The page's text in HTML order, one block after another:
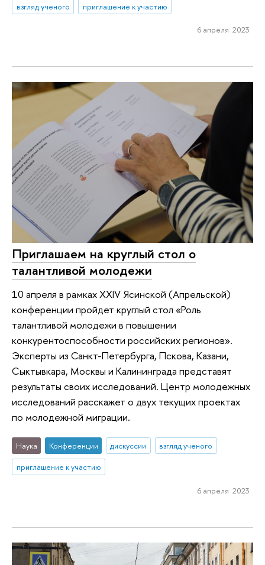
взгляд ученого
приглашение к участию
6 апреля 2023
Приглашаем на круглый стол о
талантливой молодежи
10 апреля в рамках XXIV Ясинской (Апрельской)
конференции пройдет круглый стол «Роль
талантливой молодежи в повышении
конкурентоспособности российских регионов».
Эксперты из Санкт-Петербурга, Пскова, Казани,
Сыктывкара, Москвы и Калининграда представят
результаты своих исследований. Центр молодежных
исследований расскажет о двух текущих проектах
по молодежной миграции.
Наука Конференции дискуссии
взгляд ученого
приглашение к участию
6 апреля 2023